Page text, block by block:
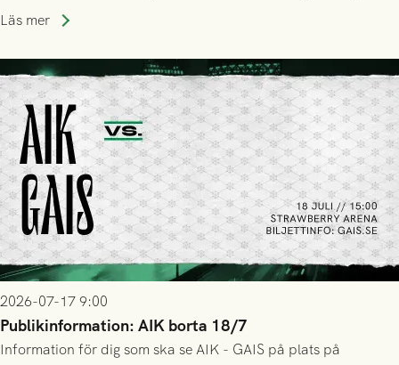
trupp till matchen:
Läs mer
2026-07-17 9:00
Publikinformation: AIK borta 18/7
Information för dig som ska se AIK - GAIS på plats på